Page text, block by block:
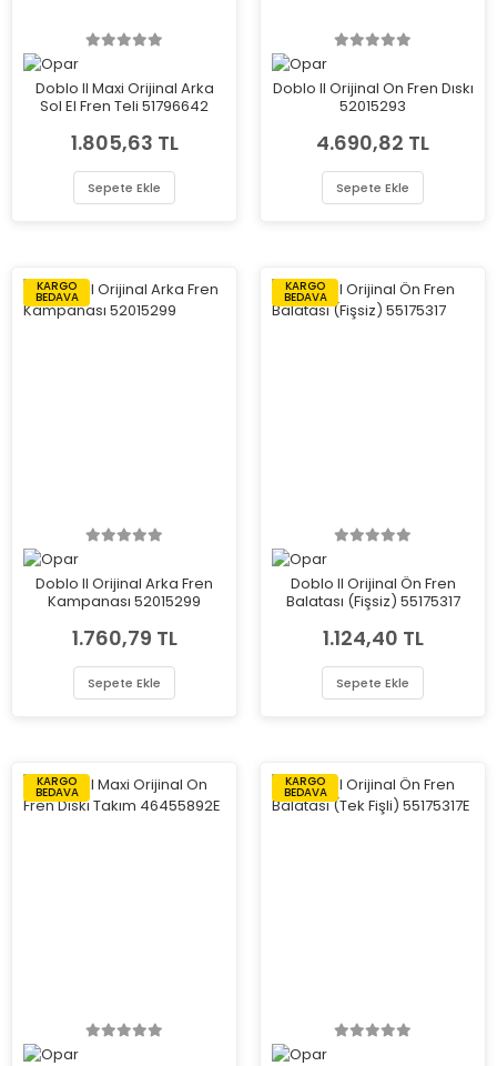
Doblo II Maxi Orijinal Arka
Sol El Fren Teli 51796642
1.805,63 TL
Sepete Ekle
Doblo II Orijinal On Fren Dıskı
52015293
4.690,82 TL
Sepete Ekle
KARGO
BEDAVA
Doblo II Orijinal Arka Fren
Kampanası 52015299
1.760,79 TL
Sepete Ekle
KARGO
BEDAVA
Doblo II Orijinal Ön Fren
Balatası (Fişsiz) 55175317
1.124,40 TL
Sepete Ekle
KARGO
BEDAVA
KARGO
BEDAVA